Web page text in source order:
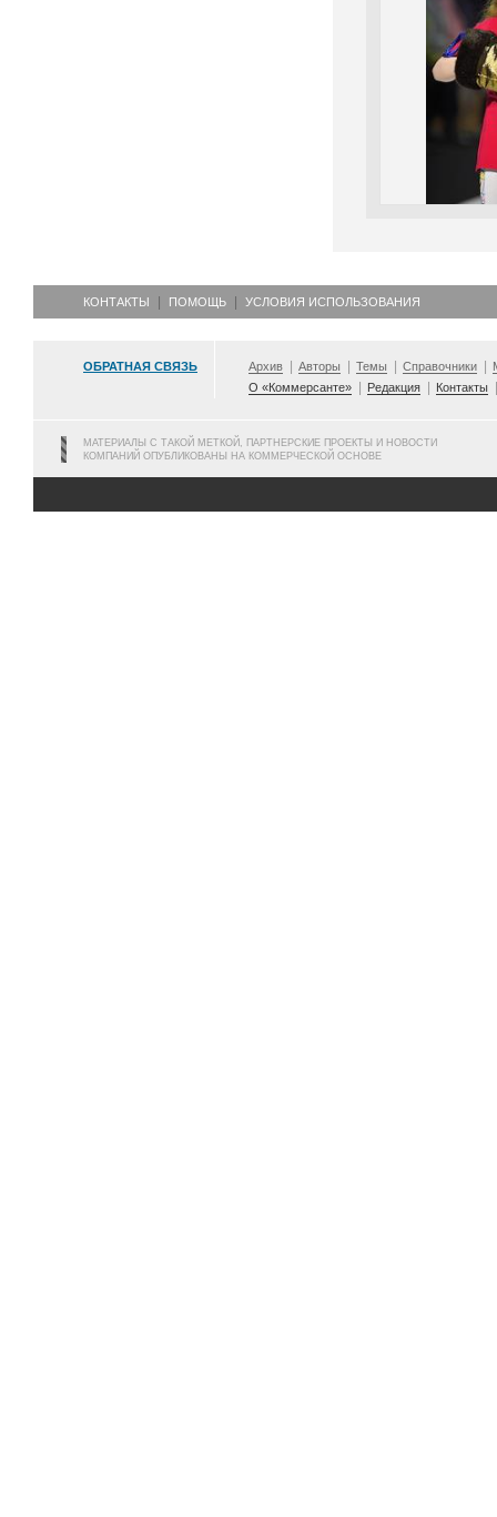
КОНТАКТЫ ПОМОЩЬ УСЛОВИЯ ИСПОЛЬЗОВАНИЯ
ОБРАТНАЯ СВЯЗЬ Архив Авторы Темы Справочники
О «Коммерсанте»
Редакция Контакты
МАТЕРИАЛЫ С ТАКОЙ МЕТКОЙ, ПАРТНЕРСКИЕ ПРОЕКТЫ И НОВОСТИ
КОМПАНИЙ ОПУБЛИКОВАНЫ НА КОММЕРЧЕСКОЙ ОСНОВЕ